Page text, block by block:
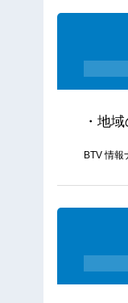
・地
BTV 情報